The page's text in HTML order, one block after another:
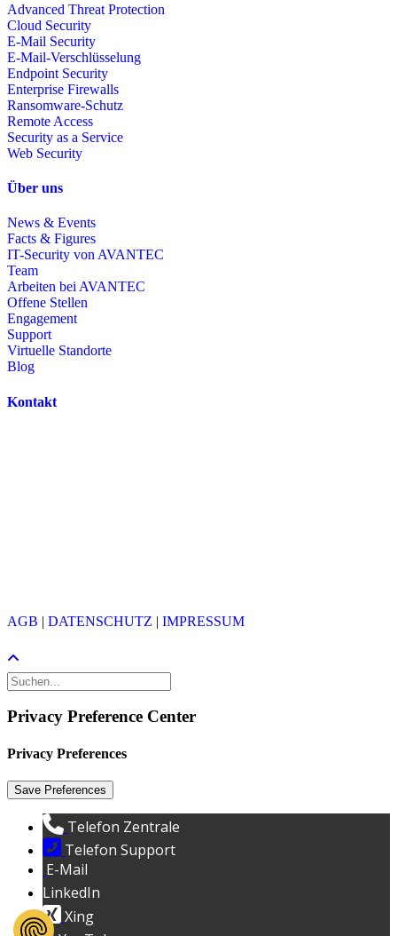
Advanced Threat Protection
Cloud Security
E-Mail Security
E-Mail-Verschlüsselung
Endpoint Security
Enterprise Firewalls
Ransomware-Schutz
Remote Access
Security as a Service
Web Security
Über uns
News & Events
Facts & Figures
IT-Security von AVANTEC
Team
Arbeiten bei AVANTEC
Offene Stellen
Engagement
Support
Virtuelle Standorte
Blog
Kontakt
AGB | DATENSCHUTZ | IMPRESSUM
Privacy Preference Center
Privacy Preferences
Telefon Zentrale
Telefon Support
E-Mail
LinkedIn
Xing